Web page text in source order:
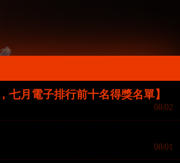
QT捕魚機
FISHING
七月電子排行前十名得獎名單】
08/02
08/01